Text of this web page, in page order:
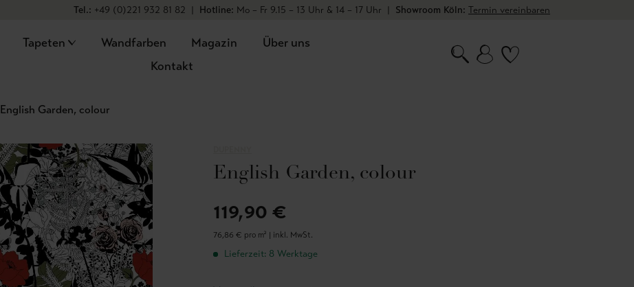
Tel.: +49 (0)221 932 81 82 | Hotline: Mo – Fr 9.15 – 13 Uhr & 14 – 17 Uhr | Showroom Köln: Termin vereinbaren
Tapeten Wandfarben Magazin
Über uns
Kontakt
English Garden, colour
English Garden, colour
119,90 €
76,86 € pro m² | inkl. MwSt.
Lieferzeit: 8 Werktage